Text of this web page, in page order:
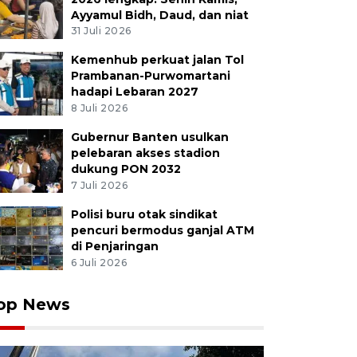
Ayyamul Bidh, Daud, dan niat
31 Juli 2026
Kemenhub perkuat jalan Tol
Prambanan-Purwomartani
hadapi Lebaran 2027
8 Juli 2026
Gubernur Banten usulkan
pelebaran akses stadion
dukung PON 2032
7 Juli 2026
Polisi buru otak sindikat
pencuri bermodus ganjal ATM
di Penjaringan
6 Juli 2026
News